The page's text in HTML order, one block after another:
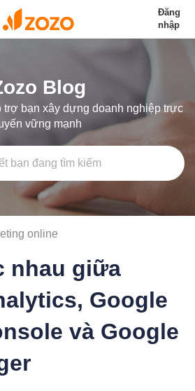
Đăng
nhập
Blog
trợ bạn xây dựng doanh nghiệp trực
vững mạnh
online
nhau giữa
Google
và Google